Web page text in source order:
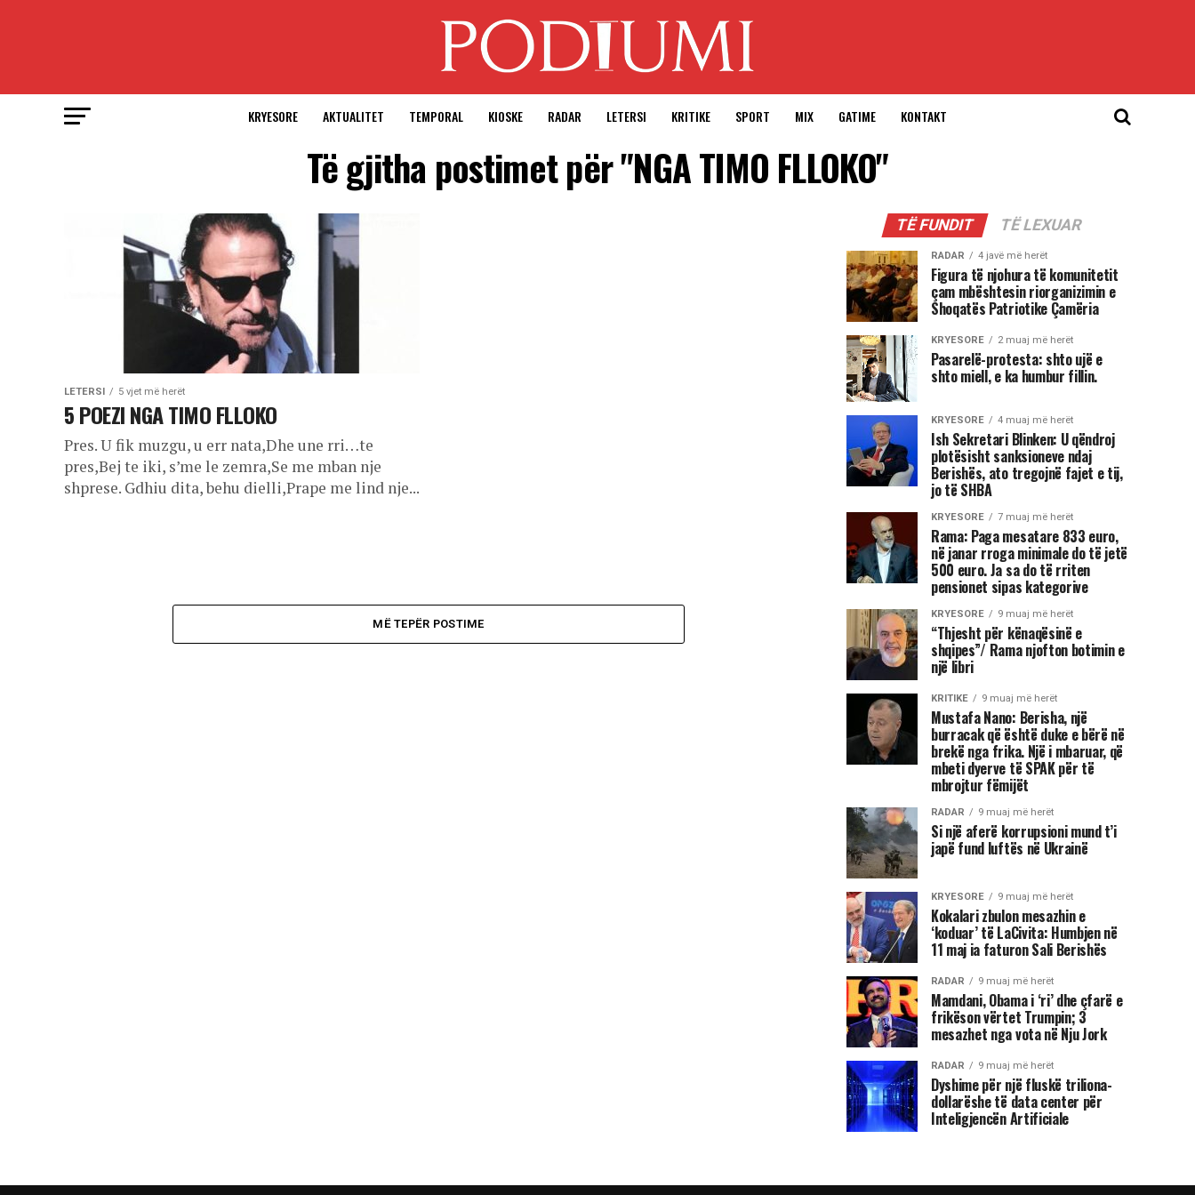
KRYESORE AKTUALITET TEMPORAL KIOSKE RADAR LETERSI KRITIKE SPORT MIX GATIME KONTAKT
Të gjitha postimet për "NGA TIMO FLLOKO"
LETERSI 5 vjet më herët
5 POEZI NGA TIMO FLLOKO
Pres. U fik muzgu, u err nata,Dhe une rri…te
pres,Bej te iki, s’me le zemra,Se me mban nje
shprese. Gdhiu dita, behu dielli,Prape me lind nje...
MË TEPËR POSTIME
TË FUNDIT TË LEXUAR
RADAR 4 javë më herët
Figura të njohura të komunitetit
çam mbështesin riorganizimin e
Shoqatës Patriotike Çamëria
KRYESORE 2 muaj më herët
Pasarelë-protesta: shto ujë e
shto miell, e ka humbur fillin.
KRYESORE 4 muaj më herët
Ish Sekretari Blinken: U qëndroj
plotësisht sanksioneve ndaj
Berishës, ato tregojnë fajet e tij,
jo të SHBA
KRYESORE 7 muaj më herët
Rama: Paga mesatare 833 euro,
në janar rroga minimale do të jetë
500 euro. Ja sa do të rriten
pensionet sipas kategorive
KRYESORE 9 muaj më herët
“Thjesht për kënaqësinë e
shqipes”/ Rama njofton botimin e
një libri
KRITIKE 9 muaj më herët
Mustafa Nano: Berisha, një
burracak që është duke e bërë në
brekë nga frika. Një i mbaruar, që
mbeti dyerve të SPAK për të
mbrojtur fëmijët
RADAR 9 muaj më herët
Si një aferë korrupsioni mund t’i
japë fund luftës në Ukrainë
KRYESORE 9 muaj më herët
Kokalari zbulon mesazhin e
‘koduar’ të LaCivita: Humbjen në
11 maj ia faturon Sali Berishës
RADAR 9 muaj më herët
Mamdani, Obama i ‘ri’ dhe çfarë e
frikëson vërtet Trumpin; 3
mesazhet nga vota në Nju Jork
RADAR 9 muaj më herët
Dyshime për një fluskë triliona-
dollarëshe të data center për
Inteligjencën Artificiale